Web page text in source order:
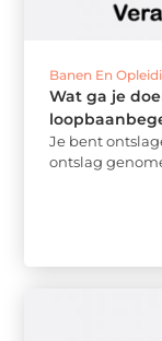
Banen En
Wat ga je
Je bent
ontslag